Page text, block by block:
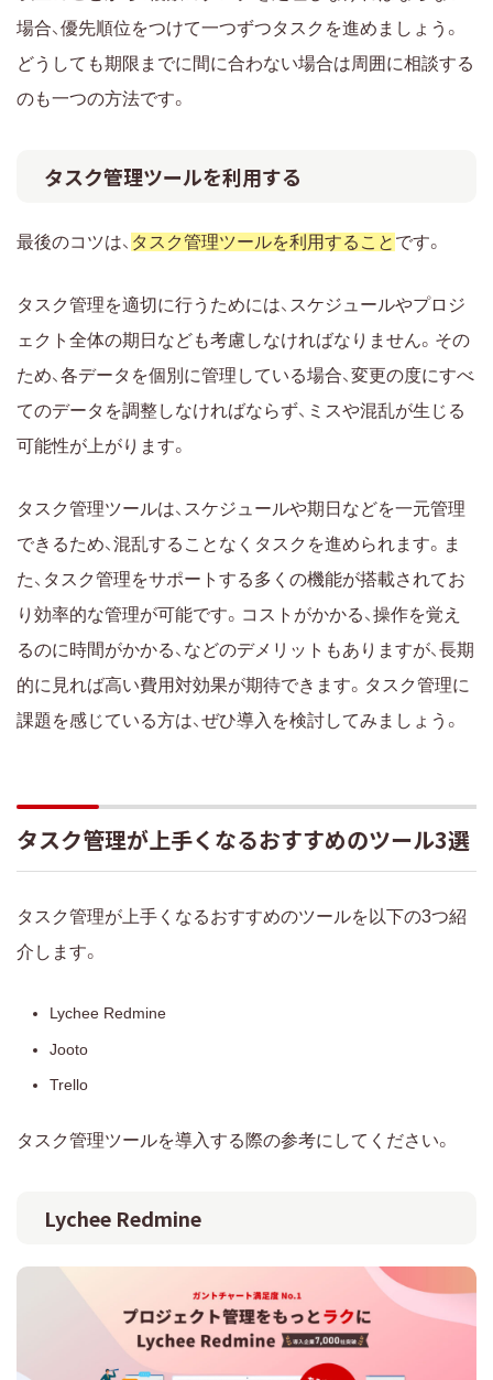
場合、優先順位をつけて一つずつタスクを進めましょう。
どうしても期限までに間に合わない場合は周囲に相談する
のも一つの方法です。
タスク管理ツールを利用する
最後のコツは、 タスク管理ツールを利用すること です。
タスク管理を適切に行うためには、スケジュールやプロジ
ェクト全体の期日なども考慮しなければなりません。その
ため、各データを個別に管理している場合、変更の度にすべ
てのデータを調整しなければならず、ミスや混乱が生じる
可能性が上がります。
タスク管理ツールは、スケジュールや期日などを一元管理
できるため、混乱することなくタスクを進められます。ま
た、タスク管理をサポートする多くの機能が搭載されてお
り効率的な管理が可能です。コストがかかる、操作を覚え
るのに時間がかかる、などのデメリットもありますが、長期
的に見れば高い費用対効果が期待できます。タスク管理に
課題を感じている方は、ぜひ導入を検討してみましょう。
タスク管理が上手くなるおすすめのツール3選
タスク管理が上手くなるおすすめのツールを以下の3つ紹
介します。
Lychee Redmine
Jooto
Trello
タスク管理ツールを導入する際の参考にしてください。
Lychee Redmine